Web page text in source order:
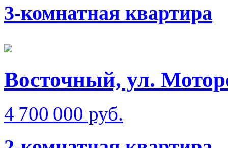
3-комнатная квартира
Восточный, ул.
4 700 000 руб.